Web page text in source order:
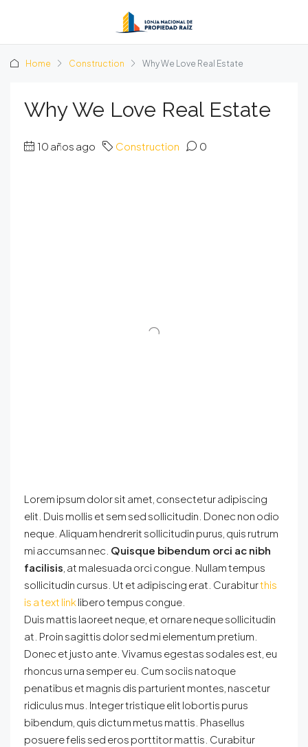
Home Construction Why We Love Real Estate
Why We Love Real Estate
10 años ago Construction 0
Lorem ipsum dolor sit amet, consectetur adipiscing
elit. Duis mollis et sem sed sollicitudin. Donec non odio
neque. Aliquam hendrerit sollicitudin purus, quis rutrum
mi accumsan nec. Quisque bibendum orci ac nibh
facilisis , at malesuada orci congue. Nullam tempus
sollicitudin cursus. Ut et adipiscing erat. Curabiturthis
is a text linklibero tempus congue.
Duis mattis laoreet neque, et ornare neque sollicitudin
at. Proin sagittis dolor sed mi elementum pretium.
Donec et justo ante. Vivamus egestas sodales est, eu
rhoncus urna semper eu. Cum sociis natoque
penatibus et magnis dis parturient montes, nascetur
ridiculus mus. Integer tristique elit lobortis purus
bibendum, quis dictum metus mattis. Phasellus
posuere felis sed eros porttitor mattis. Curabitur